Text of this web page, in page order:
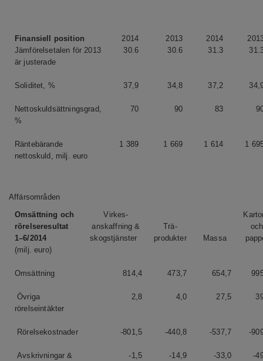
Finansiell position
Jämförelsetalen för 2013
är justerade
2014
30.6
2013
30.6
2014
31.3
Soliditet, % 37,9 34,8 37,2
Nettoskuldsättningsgrad,
%
70 90 83
Räntebärande
nettoskuld, milj. euro
1 389 1 669 1 614 1
Affärsområden
Omsättning och
rörelseresultat
1–6/2014
(milj. euro)
Virkes-
anskaffning &
skogstjänster
Trä-
produkter
Massa
och
Omsättning 814,4 473,7 654,7
Övriga
rörelseintäkter
2,8 4,0 27,5
Rörelsekostnader -801,5 -440,8 -537,7 -
Avskrivningar &
-1,5 -14,9 -33,0 -